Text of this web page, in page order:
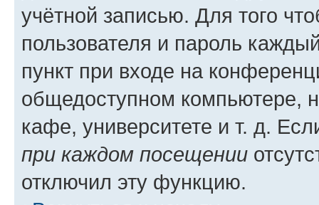
учётной записью. Для того
пользователя и пароль
пункт при входе на
общедоступном компьютере,
кафе, университете и т. д.
при каждом посещении
отключил эту функцию.